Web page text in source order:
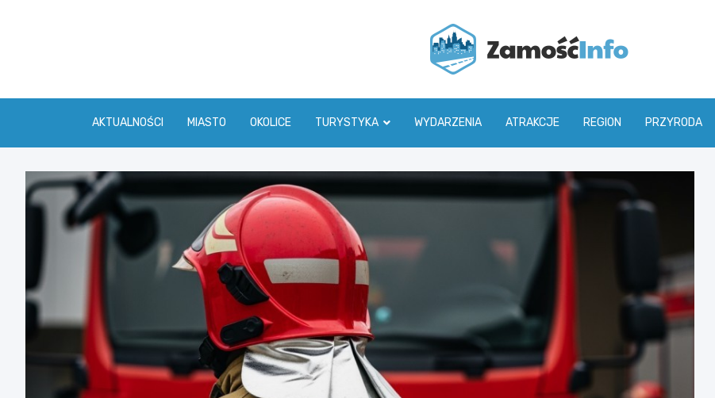
AKTUALNOŚCI MIASTO OKOLICE TURYSTYKA WYDARZENIA ATRAKCJE REGION PRZYRODA